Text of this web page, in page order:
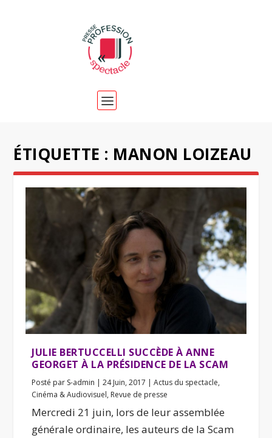
ÉTIQUETTE : MANON LOIZEAU
JULIE BERTUCCELLI SUCCÈDE À ANNE
GEORGET À LA PRÉSIDENCE DE LA SCAM
Posté par S-admin |24 Juin, 2017 |Actus du spectacle,
Cinéma & Audiovisuel, Revue de presse
Mercredi 21 juin, lors de leur assemblée
générale ordinaire, les auteurs de la Scam